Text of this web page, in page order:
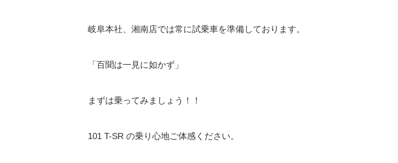
岐阜本社、湘南店では常に試乗車を準備しております。
「百聞は一見に如かず」
まずは乗ってみましょう！！
101 T-SR の乗り心地ご体感ください。